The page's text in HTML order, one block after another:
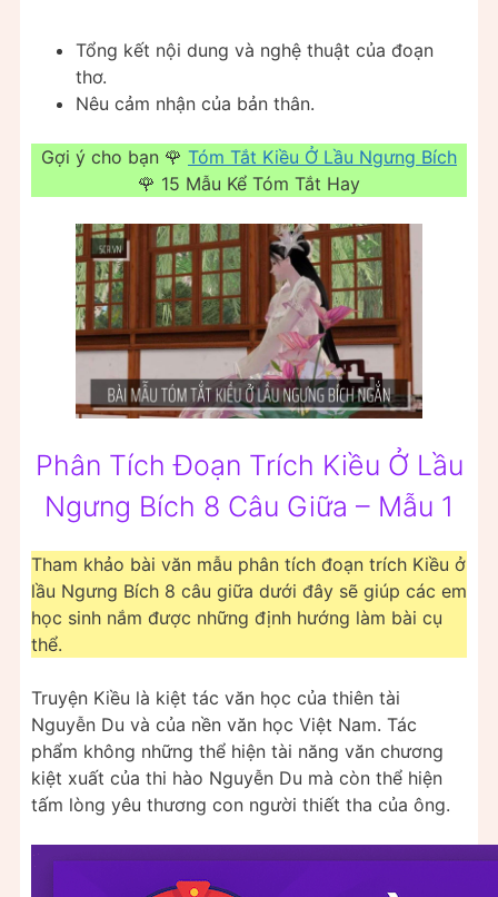
Tổng kết nội dung và nghệ thuật của đoạn
thơ.
Nêu cảm nhận của bản thân.
Gợi ý cho bạn 🌹 Tóm Tắt Kiều Ở Lầu Ngưng Bích
🌹 15 Mẫu Kể Tóm Tắt Hay
Phân Tích Đoạn Trích Kiều Ở Lầu
Ngưng Bích 8 Câu Giữa – Mẫu 1
Tham khảo bài văn mẫu phân tích đoạn trích Kiều ở
lầu Ngưng Bích 8 câu giữa dưới đây sẽ giúp các em
học sinh nắm được những định hướng làm bài cụ
thể.
Truyện Kiều là kiệt tác văn học của thiên tài
Nguyễn Du và của nền văn học Việt Nam. Tác
phẩm không những thể hiện tài năng văn chương
kiệt xuất của thi hào Nguyễn Du mà còn thể hiện
tấm lòng yêu thương con người thiết tha của ông.